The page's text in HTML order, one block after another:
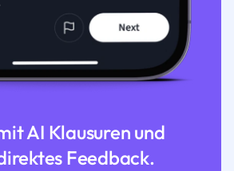
AI Klausuren und
Feedback.